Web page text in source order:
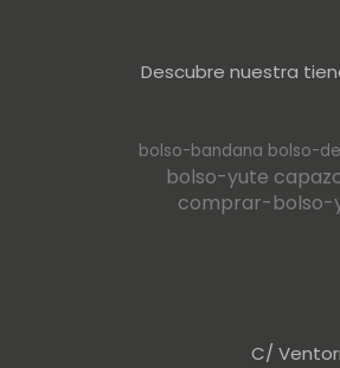
Descubre nuestra
bolso-bandana bolso-
bolso-yute
comprar-bolso-
C/